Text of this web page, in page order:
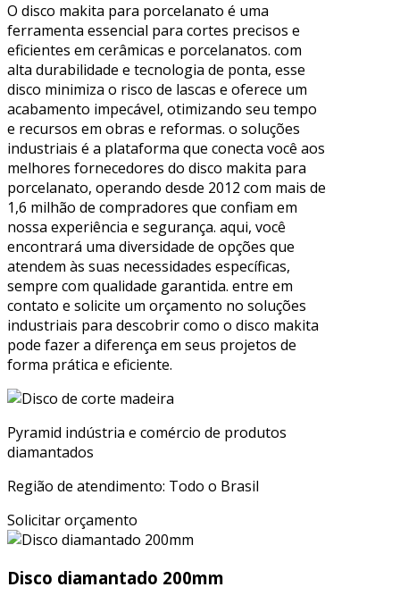
O disco makita para porcelanato é uma
ferramenta essencial para cortes precisos e
eficientes em cerâmicas e porcelanatos. com
alta durabilidade e tecnologia de ponta, esse
disco minimiza o risco de lascas e oferece um
acabamento impecável, otimizando seu tempo
e recursos em obras e reformas. o soluções
industriais é a plataforma que conecta você aos
melhores fornecedores do disco makita para
porcelanato, operando desde 2012 com mais de
1,6 milhão de compradores que confiam em
nossa experiência e segurança. aqui, você
encontrará uma diversidade de opções que
atendem às suas necessidades específicas,
sempre com qualidade garantida. entre em
contato e solicite um orçamento no soluções
industriais para descobrir como o disco makita
pode fazer a diferença em seus projetos de
forma prática e eficiente.
Pyramid indústria e comércio de produtos
diamantados
Região de atendimento: Todo o Brasil
Solicitar orçamento
Disco diamantado 200mm